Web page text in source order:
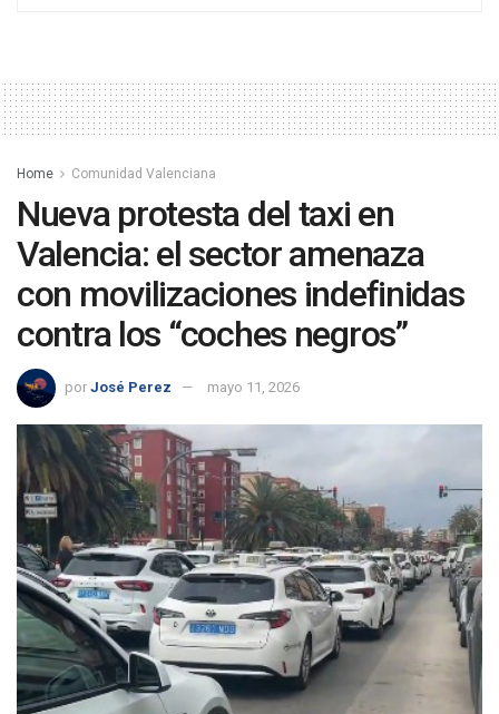
Home Comunidad Valenciana
Nueva protesta del taxi en
Valencia: el sector amenaza
con movilizaciones indefinidas
contra los “coches negros”
por José Perez mayo 11, 2026